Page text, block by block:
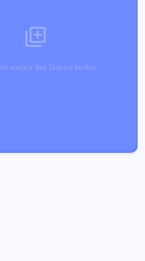
einfach Ihre Dateien hierher